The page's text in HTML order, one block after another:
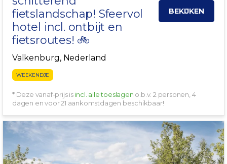
fietslandschap! Sfeervol
hotel incl. ontbijt en
fietsroutes! 🚲
Valkenburg, Nederland
WEEKENDJE
BEKIJKEN
* Deze vanaf-prijs is incl. alle toeslagen o.b.v. 2 personen, 4
dagen en voor 21 aankomstdagen beschikbaar!